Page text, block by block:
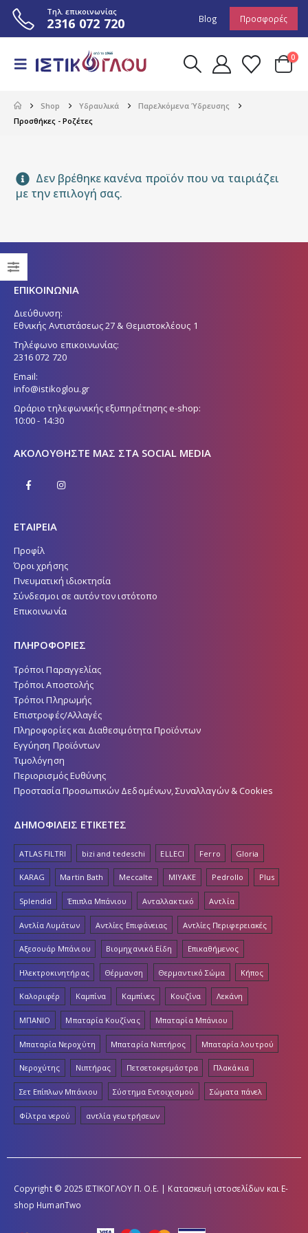
Τηλ. επικοινωνίας
2316 072 720 Blog Προσφορές
0
Shop Υδραυλικά
Παρελκόμενα Ύδρευσης
Προσθήκες - Ροζέτες
Δεν βρέθηκε κανένα προϊόν που να ταιριάζει
με την επιλογή σας.
ΕΠΙΚΟΙΝΩΝΙΑ
Διεύθυνση:
Εθνικής Αντιστάσεως 27 & Θεμιστοκλέους 1
Τηλέφωνο επικοινωνίας:
2316 072 720
Email:
info@istikoglou.gr
Ωράριο τηλεφωνικής εξυπηρέτησης e-shop:
10:00 - 14:30
ΑΚΟΛΟΥΘΉΣΤΕ ΜΑΣ ΣΤΑ SOCIAL MEDIA
ΕΤΑΙΡΕΙΑ
Προφίλ
Όροι χρήσης
Πνευματική ιδιοκτησία
Σύνδεσμοι σε αυτόν τον ιστότοπο
Επικοινωνία
ΠΛΗΡΟΦΟΡΙΕΣ
Τρόποι Παραγγελίας
Τρόποι Αποστολής
Τρόποι Πληρωμής
Επιστροφές/Αλλαγές
Πληροφορίες και Διαθεσιμότητα Προϊόντων
Εγγύηση Προϊόντων
Τιμολόγηση
Περιορισμός Ευθύνης
Προστασία Προσωπικών Δεδομένων, Συναλλαγών & Cookies
ΔΗΜΟΦΙΛΕΙΣ ΕΤΙΚΕΤΕΣ
ATLAS FILTRI bizi and tedeschi ELLECI Ferro Gloria
KARAG Martin Bath Meccalte MIYAKE Pedrollo Plus
Splendid Έπιπλα Μπάνιου Ανταλλακτικό Αντλία
Αντλία Λυμάτων Αντλίες Επιφάνειας Αντλίες Περιφερειακές
Αξεσουάρ Μπάνιου Βιομηχανικά Είδη Επικαθήμενος
Ηλεκτροκινητήρας Θέρμανση Θερμαντικό Σώμα Κήπος
Καλοριφέρ Καμπίνα Καμπίνες Κουζίνα Λεκάνη
ΜΠΑΝΙΟ Μπαταρία Κουζίνας Μπαταρία Μπάνιου
Μπαταρία Νεροχύτη Μπαταρία Νιπτήρος Μπαταρία λουτρού
Νεροχύτης Νιπτήρας Πετσετοκρεμάστρα Πλακάκια
Σετ Επίπλων Μπάνιου Σύστημα Εντοιχισμού Σώματα πάνελ
Φίλτρα νερού αντλία γεωτρήσεων
Copyright © 2025 ΙΣΤΙΚΟΓΛΟΥ Π. Ο.Ε. | Κατασκευή ιστοσελίδων και E-
shop HumanTwo